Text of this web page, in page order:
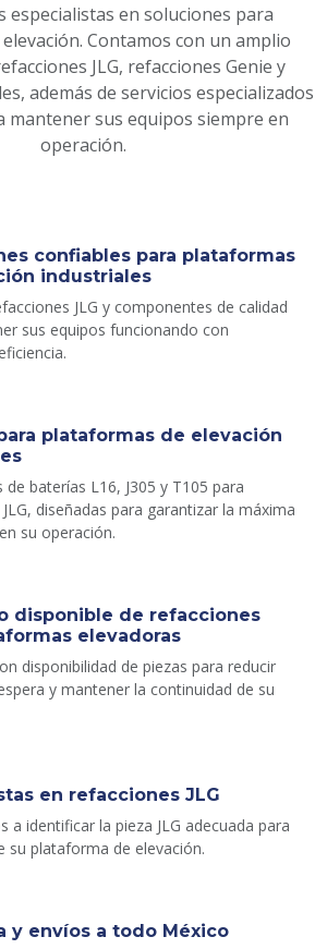
especialistas en soluciones para
Contamos con un amplio
JLG, refacciones Genie y
además de servicios especializados
mantener sus equipos siempre en
operación.
confiables para plataformas
industriales
JLG y componentes de calidad
sus equipos funcionando con
plataformas de elevación
baterías L16, J305 y T105 para
diseñadas para garantizar la máxima
su operación.
disponible de refacciones
elevadoras
disponibilidad de piezas para reducir
y mantener la continuidad de su
en refacciones JLG
a identificar la pieza JLG adecuada para
su plataforma de elevación.
y envíos a todo México